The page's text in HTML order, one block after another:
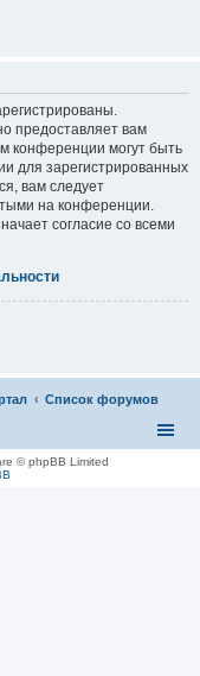
предоставляет вам
конференции могут быть
для зарегистрированных
вам следует
на конференции.
согласие со всеми
Список форумов
© phpBB Limited